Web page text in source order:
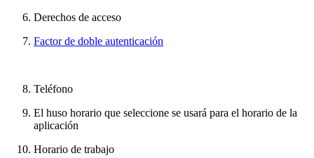
Derechos de acceso
Factor de doble autenticación
Teléfono
El huso horario que seleccione se usará para el horario de la
aplicación
Horario de trabajo